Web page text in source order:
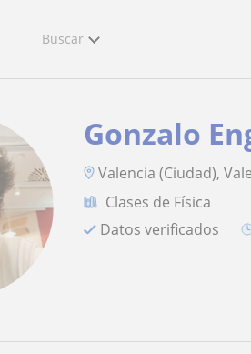
Buscar
Gonzalo
Valencia (Ciudad),
Clases de Física
Datos verificados